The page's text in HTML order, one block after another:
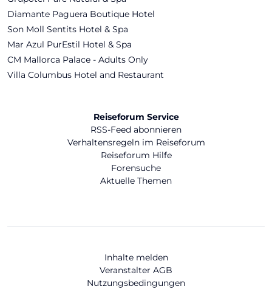
Diamante Paguera Boutique Hotel
Son Moll Sentits Hotel & Spa
Mar Azul PurEstil Hotel & Spa
CM Mallorca Palace - Adults Only
Villa Columbus Hotel and Restaurant
Reiseforum Service
RSS-Feed abonnieren
Verhaltensregeln im Reiseforum
Reiseforum Hilfe
Forensuche
Aktuelle Themen
Inhalte melden
Veranstalter AGB
Nutzungsbedingungen